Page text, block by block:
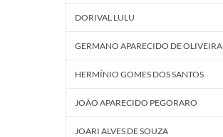
DORIVAL LULU
GERMANO APARECIDO DE OLIVEIRA
HERMÍNIO GOMES DOS SANTOS
JOÃO APARECIDO PEGORARO
JOARI ALVES DE SOUZA